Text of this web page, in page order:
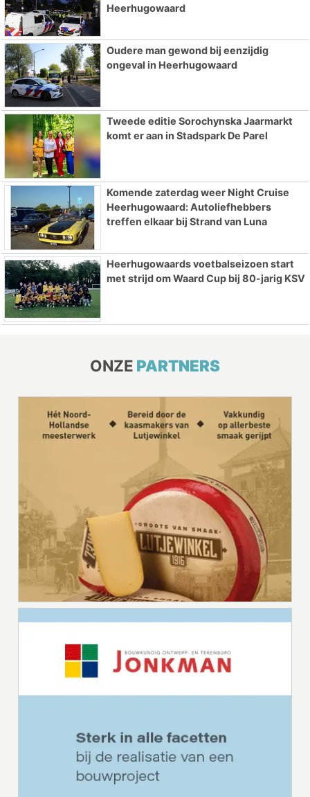
Heerhugowaard
Oudere man gewond bij eenzijdig
ongeval in Heerhugowaard
Tweede editie Sorochynska Jaarmarkt
komt er aan in Stadspark De Parel
Komende zaterdag weer Night Cruise
Heerhugowaard: Autoliefhebbers
treffen elkaar bij Strand van Luna
Heerhugowaards voetbalseizoen start
met strijd om Waard Cup bij 80-jarig KSV
ONZE PARTNERS